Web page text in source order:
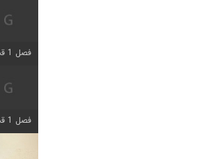
فصل 1 قسمت 2 اضافه شد
فصل 1 قسمت 8 اضافه شد